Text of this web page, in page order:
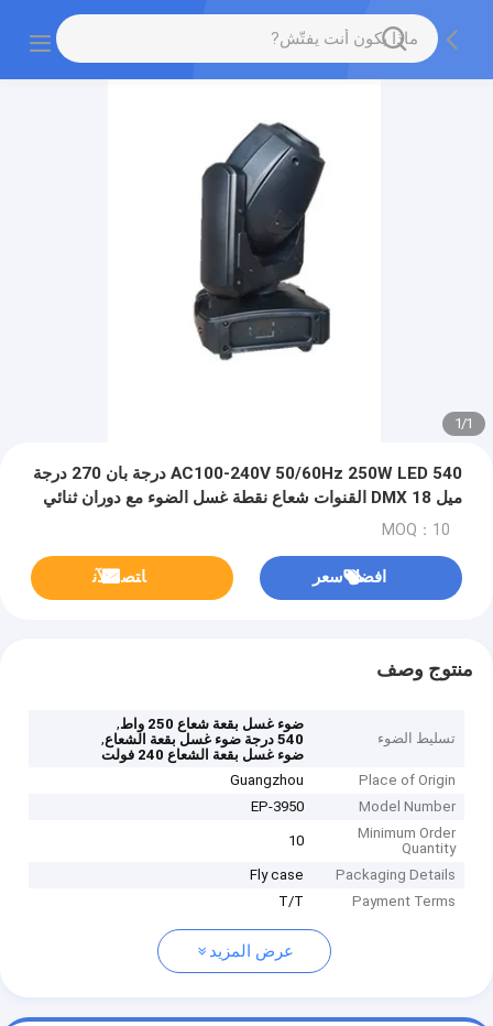
1
/
1
AC100-240V 50/60Hz 250W LED 540 درجة بان 270 درجة
ميل 18 DMX القنوات شعاع نقطة غسل الضوء مع دوران ثنائي
الاتجاه
MOQ：10
افضل سعر ﺎﺘﺼﻟ ﺍﻶﻧ
منتوج وصف
تسليط الضوء
ضوء غسل بقعة شعاع 250 واط
,
540 درجة ضوء غسل بقعة الشعاع
,
ضوء غسل بقعة الشعاع 240 فولت
Place of Origin
Guangzhou
Model Number
EP-3950
Minimum Order
Quantity
10
Packaging Details
Fly case
Payment Terms
T/T
عرض المزيد